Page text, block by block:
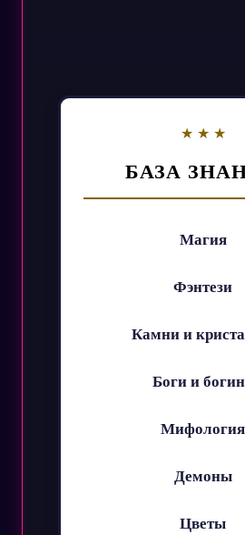
БАЗА
Магия
Фэнтези
Камни и
Боги и
Мифология
Демоны
Цветы